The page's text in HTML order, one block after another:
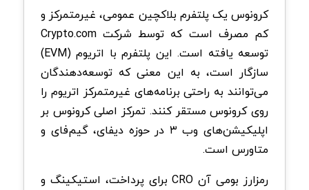
کرونوس یک پلتفرم بلاکچین عمومی، غیرمتمرکز و
کم مصرف است که توسط شرکت Crypto.com
توسعه یافته است. این پلتفرم با اتریوم (EVM)
سازگار است، به این معنی که توسعه‌دهندگان
می‌توانند به راحتی برنامه‌های غیرمتمرکز اتریوم را
روی کرونوس مستقر کنند. تمرکز اصلی کرونوس بر
اپلیکیشن‌های وب ۳ در حوزه دیفای، گیم‌فای و
متاورس است.
رمزارز بومی آن CRO برای پرداخت، استیکینگ و